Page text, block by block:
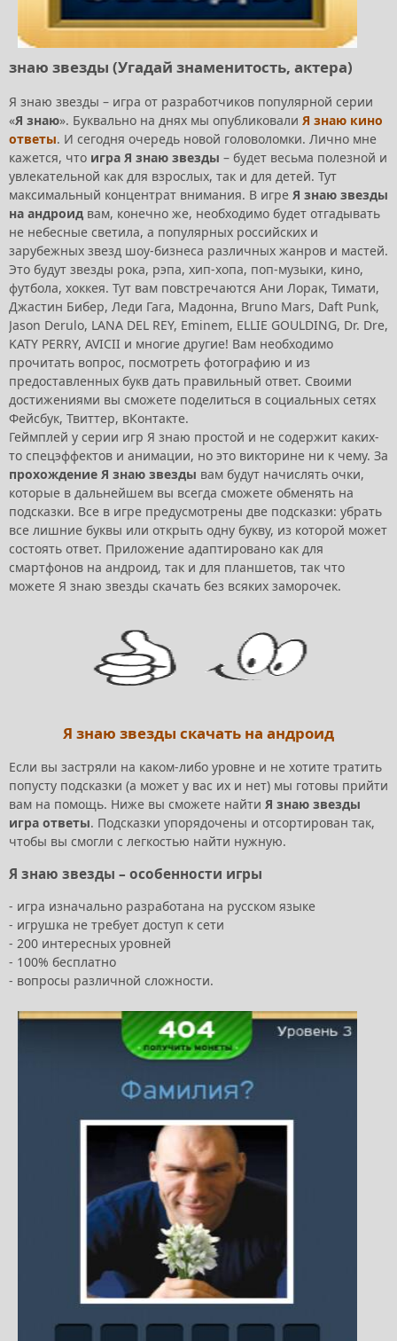
знаю звезды (Угадай знаменитость, актера)
Я знаю звезды – игра от разработчиков популярной серии
«Я знаю». Буквально на днях мы опубликовали Я знаю кино
ответы. И сегодня очередь новой головоломки. Лично мне
кажется, что игра Я знаю звезды – будет весьма полезной и
увлекательной как для взрослых, так и для детей. Тут
максимальный концентрат внимания. В игре Я знаю звезды
на андроид вам, конечно же, необходимо будет отгадывать
не небесные светила, а популярных российских и
зарубежных звезд шоу-бизнеса различных жанров и мастей.
Это будут звезды рока, рэпа, хип-хопа, поп-музыки, кино,
футбола, хоккея. Тут вам повстречаются Ани Лорак, Тимати,
Джастин Бибер, Леди Гага, Мадонна, Bruno Mars, Daft Punk,
Jason Derulo, LANA DEL REY, Eminem, ELLIE GOULDING, Dr. Dre,
KATY PERRY, AVICII и многие другие! Вам необходимо
прочитать вопрос, посмотреть фотографию и из
предоставленных букв дать правильный ответ. Своими
достижениями вы сможете поделиться в социальных сетях
Фейсбук, Твиттер, вКонтакте.
Геймплей у серии игр Я знаю простой и не содержит каких-
то спецэффектов и анимации, но это викторине ни к чему. За
прохождение Я знаю звезды вам будут начислять очки,
которые в дальнейшем вы всегда сможете обменять на
подсказки. Все в игре предусмотрены две подсказки: убрать
все лишние буквы или открыть одну букву, из которой может
состоять ответ. Приложение адаптировано как для
смартфонов на андроид, так и для планшетов, так что
можете Я знаю звезды скачать без всяких заморочек.
Я знаю звезды скачать на андроид
Если вы застряли на каком-либо уровне и не хотите тратить
попусту подсказки (а может у вас их и нет) мы готовы прийти
вам на помощь. Ниже вы сможете найти Я знаю звезды
игра ответы. Подсказки упорядочены и отсортирован так,
чтобы вы смогли с легкостью найти нужную.
Я знаю звезды – особенности игры
- игра изначально разработана на русском языке
- игрушка не требует доступ к сети
- 200 интересных уровней
- 100% бесплатно
- вопросы различной сложности.